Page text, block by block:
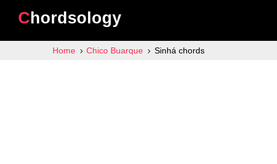
Chordsology
Home Chico Buarque Sinhá chords